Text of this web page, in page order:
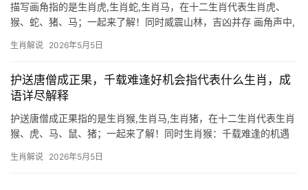
描写画角指的是生肖虎,生肖蛇,生肖马，在十二生肖代表生肖虎、
猴、蛇、猪、马；一起来了解！同时威震山林，吉凶并存 画角声中,
生肖虎正是这般霸气的化身，虎为百兽之王，命理中主“将星”，但吉
生肖解说 2026年5月5日
护送唐僧成正果，千载难逢好机会指代表什么生肖，成
语详尽解释
护送唐僧成正果指的是生肖猴,生肖马,生肖猪，在十二生肖代表生肖
猴、虎、马、鼠、猪；一起来了解！同时生肖猴：千载难逢的机遇
好机会”，对生肖猴而言，明年甲辰年（2024年）将是极为难得的转
生肖解说 2026年5月5日